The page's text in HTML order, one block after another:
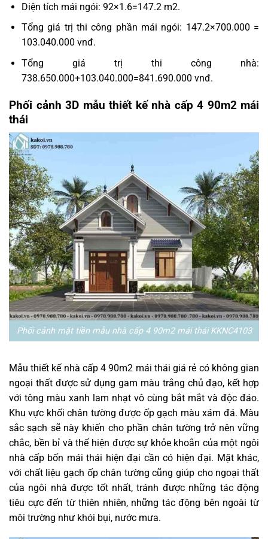
Diện tích mái ngói: 92×1.6=147.2 m2.
Tổng giá trị thi công phần mái ngói: 147.2×700.000 =
103.040.000 vnđ.
Tổng giá trị thi công nhà:
738.650.000+103.040.000=841.690.000 vnđ.
Phối cảnh 3D mẫu thiết kế nhà cấp 4 90m2 mái
thái
Phối cảnh mặt tiền mẫu nhà cấp 4 90m2 mái thái KKNC4103
Mẫu thiết kế nhà cấp 4 90m2 mái thái giá rẻ có không gian
ngoại thất được sử dụng gam màu trắng chủ đạo, kết hợp
với tông màu xanh lam nhạt vô cùng bắt mắt và độc đáo.
Khu vực khối chân tường được ốp gạch màu xám đá. Màu
sắc sạch sẽ này khiến cho phần chân tường trở nên vững
chắc, bền bỉ và thể hiện được sự khỏe khoắn của một ngôi
nhà cấp bốn mái thái hiện đại cần có hiện đại. Mặt khác,
với chất liệu gạch ốp chân tường cũng giúp cho ngoại thất
của ngôi nhà được tốt nhất, tránh được những tác động
tiêu cực đến từ thiên nhiên, những tác động bên ngoài từ
môi trường như khói bụi, nước mưa.